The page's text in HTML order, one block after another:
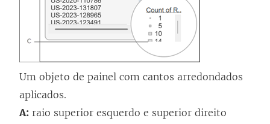
Um objeto de painel com cantos arredondados
aplicados.
A: raio superior esquerdo e superior direito